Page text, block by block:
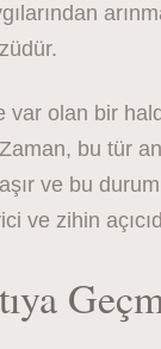
var olan bir
bu tür
ve bu
ve zihin